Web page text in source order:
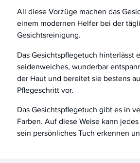
All diese Vorzüge machen das
einem modernen Helfer bei der
Gesichtsreinigung.
Das Gesichtspflegetuch hinterlässt
seidenweiches, wunderbar
der Haut und bereitet sie bestens
Pflegeschritt vor.
Das Gesichtspflegetuch gibt es in
Farben. Auf diese Weise kann
sein persönliches Tuch erkennen